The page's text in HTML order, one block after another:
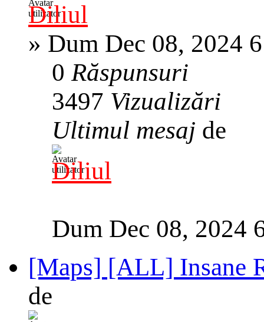
Diliul
» Dum Dec 08, 2024
0Răspunsuri
3497 Vizualizări
Ultimul mesaj de
Diliul
Dum Dec 08, 2024
[Maps] [ALL] Insane
de